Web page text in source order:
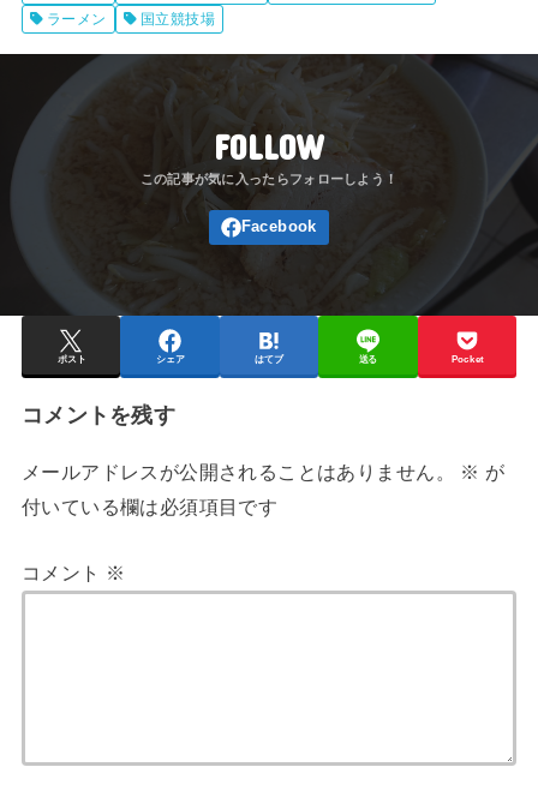
ラーメン
国立競技場
FOLLOW
ポスト シェア はてブ 送る Pocket
コメントを残す
メールアドレスが公開されることはありません。 ※ が
付いている欄は必須項目です
コメント ※